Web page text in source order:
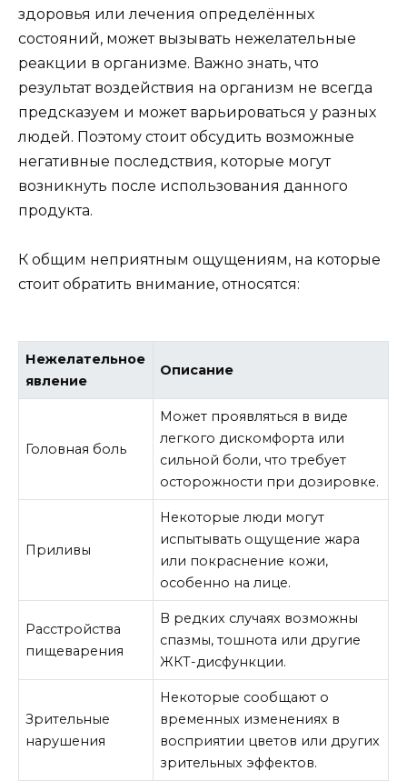
здоровья или лечения определённых
состояний, может вызывать нежелательные
реакции в организме. Важно знать, что
результат воздействия на организм не всегда
предсказуем и может варьироваться у разных
людей. Поэтому стоит обсудить возможные
негативные последствия, которые могут
возникнуть после использования данного
продукта.
К общим неприятным ощущениям, на которые
стоит обратить внимание, относятся:
Нежелательное
явление
Описание
Головная боль
Может проявляться в виде
легкого дискомфорта или
сильной боли, что требует
осторожности при дозировке.
Приливы
Некоторые люди могут
испытывать ощущение жара
или покраснение кожи,
особенно на лице.
Расстройства
пищеварения
В редких случаях возможны
спазмы, тошнота или другие
ЖКТ-дисфункции.
Зрительные
нарушения
Некоторые сообщают о
временных изменениях в
восприятии цветов или других
зрительных эффектов.